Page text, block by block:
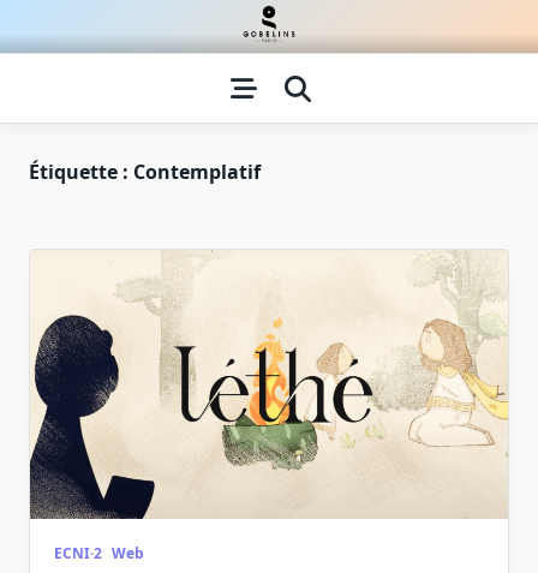
to
Étiquette : Contemplatif
ECNI·2 Web